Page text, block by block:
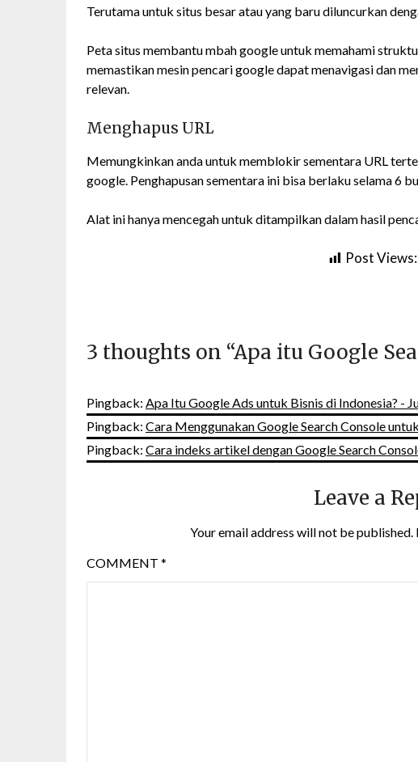
Terutama untuk situs besar atau yang baru diluncurkan
Peta situs membantu mbah google untuk memahami
memastikan mesin pencari google dapat menavigasi dan
relevan.
Menghapus URL
Memungkinkan anda untuk memblokir sementara URL
google. Penghapusan sementara ini bisa berlaku selama 6
Alat ini hanya mencegah untuk ditampilkan dalam hasil
Post Views:
3 thoughts on “Apa itu Google
Pingback: Apa Itu Google Ads untuk Bisnis di Indonesia? -
Pingback: Cara Menggunakan Google Search Console
Pingback: Cara indeks artikel dengan Google Search
Leave a
Your email address will not be published.
COMMENT *